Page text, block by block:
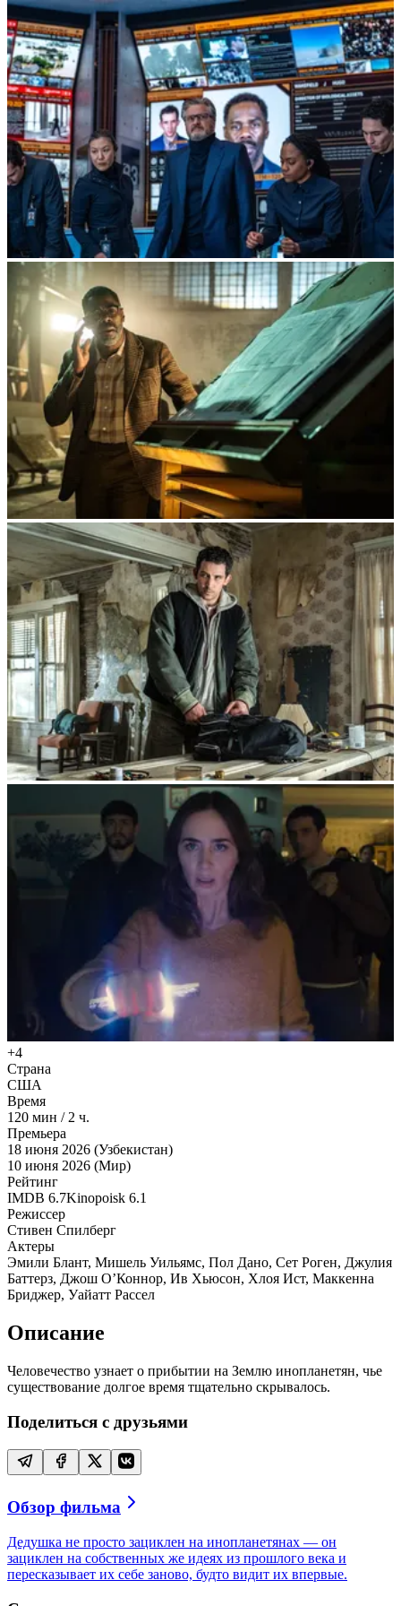
+4
Страна
США
Время
120 мин /2 ч.
Премьера
18 июня 2026 (Узбекистан)
10 июня 2026 (Мир)
Рейтинг
IMDB 6.7Kinopoisk 6.1
Режиссер
Стивен Спилберг
Актеры
Эмили Блант, Мишель Уильямс, Пол Дано, Сет Роген, Джулия
Баттерз, Джош О’Коннор, Ив Хьюсон, Хлоя Ист, Маккенна
Бриджер, Уайатт Рассел
Описание
Человечество узнает о прибытии на Землю инопланетян, чье
существование долгое время тщательно скрывалось.
Поделиться с друзьями
Обзор фильма
Дедушка не просто зациклен на инопланетянах — он
зациклен на собственных же идеях из прошлого века и
пересказывает их себе заново, будто видит их впервые.